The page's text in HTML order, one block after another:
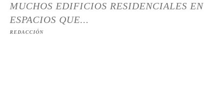
MUCHOS EDIFICIOS RESIDENCIALES EN
ESPACIOS QUE...
REDACCIÓN